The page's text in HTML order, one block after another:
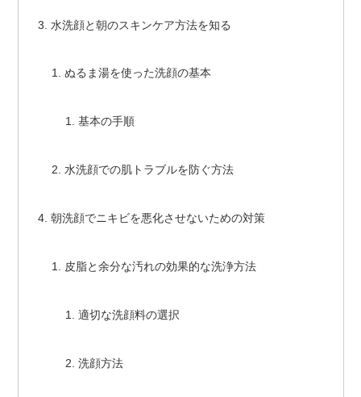
水洗顔と朝のスキンケア方法を知る
ぬるま湯を使った洗顔の基本
基本の手順
水洗顔での肌トラブルを防ぐ方法
朝洗顔でニキビを悪化させないための対策
皮脂と余分な汚れの効果的な洗浄方法
適切な洗顔料の選択
洗顔方法